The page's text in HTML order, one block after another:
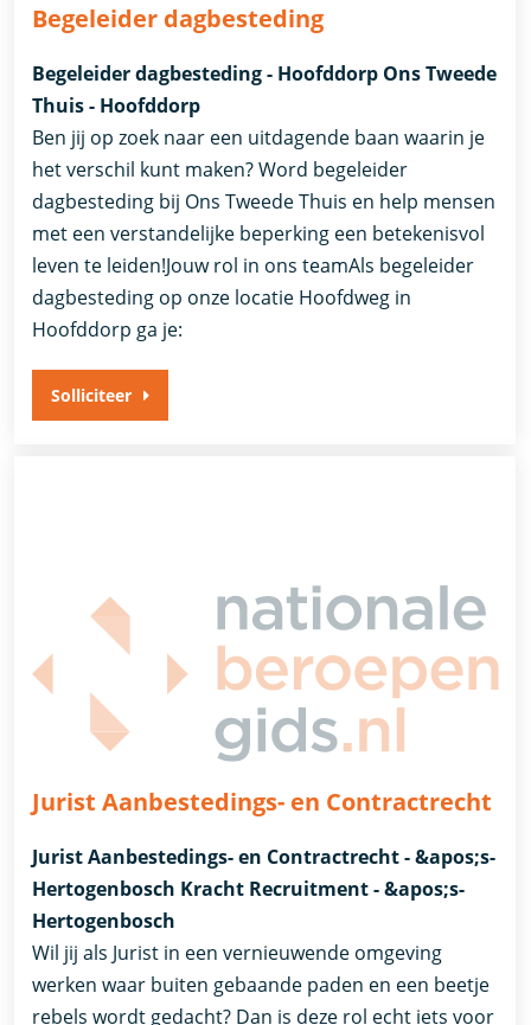
Begeleider dagbesteding
Begeleider dagbesteding - Hoofddorp Ons Tweede
Thuis - Hoofddorp
Ben jij op zoek naar een uitdagende baan waarin je
het verschil kunt maken? Word begeleider
dagbesteding bij Ons Tweede Thuis en help mensen
met een verstandelijke beperking een betekenisvol
leven te leiden!Jouw rol in ons teamAls begeleider
dagbesteding op onze locatie Hoofdweg in
Hoofddorp ga je:
Solliciteer
Jurist Aanbestedings- en Contractrecht
Jurist Aanbestedings- en Contractrecht - &apos;s-
Hertogenbosch Kracht Recruitment - &apos;s-
Hertogenbosch
Wil jij als Jurist in een vernieuwende omgeving
werken waar buiten gebaande paden en een beetje
rebels wordt gedacht? Dan is deze rol echt iets voor